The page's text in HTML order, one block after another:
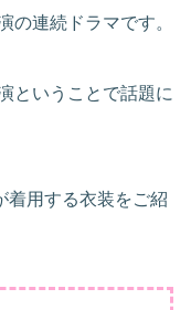
連続ドラマです。
ということで話題に
着用する衣装をご紹